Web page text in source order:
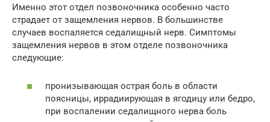
Именно этот отдел позвоночника особенно часто
страдает от защемления нервов. В большинстве
случаев воспаляется седалищный нерв. Симптомы
защемления нервов в этом отделе позвоночника
следующие:
пронизывающая острая боль в области
поясницы, иррадиирующая в ягодицу или бедро,
при воспалении седалищного нерва боль